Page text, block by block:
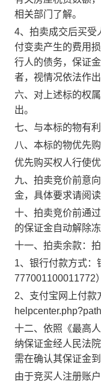
相关部门了解。
4、拍卖成交后买受
付变卖产生的费用
行人的债务，保证
者，视情况依法作
六、对上述标的权
出。
七、与本标的物有
八、本标的物优先
优先购买权人行使
九、拍卖竞价前意
金，具体要求请阅
十、拍卖竞价前通
的保证金自动解除
十一、拍卖余款：
1、银行付款方式：
777001100011772
2、 支付宝网上付款
十二、依照《最高
纳保证金经人民法
需在确认其保证金
由于竞买人注册账